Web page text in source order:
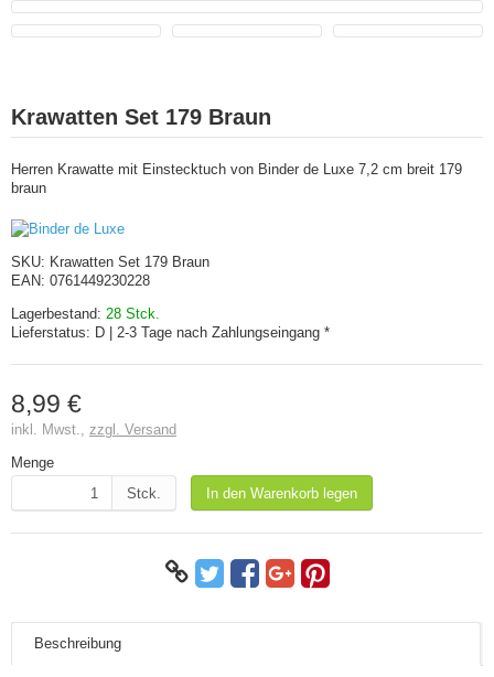
Krawatten Set 179 Braun
Herren Krawatte mit Einstecktuch von Binder de Luxe 7,2 cm breit 179
braun
SKU: Krawatten Set 179 Braun
EAN: 0761449230228
Lagerbestand: 28 Stck.
Lieferstatus: D | 2-3 Tage nach Zahlungseingang *
8,99 €
inkl. Mwst., zzgl. Versand
Menge
Stck.
In den Warenkorb legen
Beschreibung